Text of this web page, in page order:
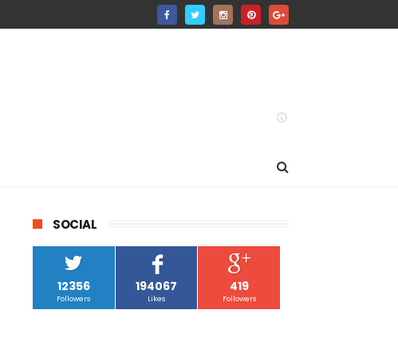
SOCIAL
12356
Followers
194067
Likes
419
Followers